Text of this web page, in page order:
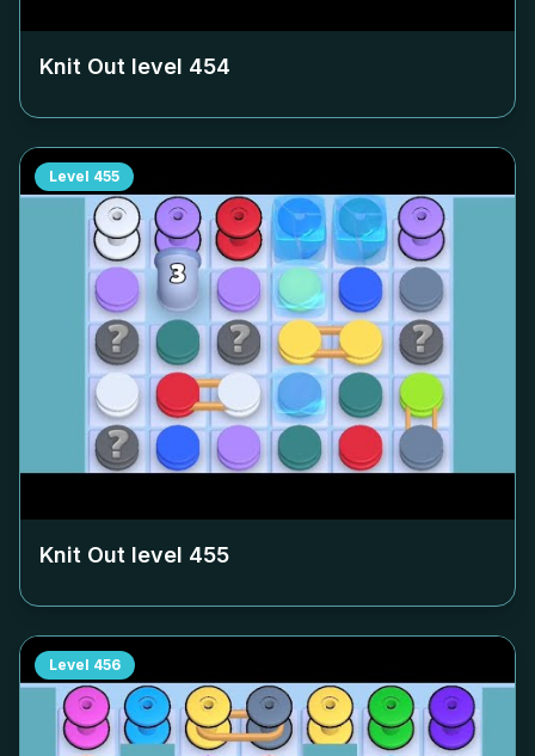
Knit Out level 454
Level 455
Knit Out level 455
Level 456